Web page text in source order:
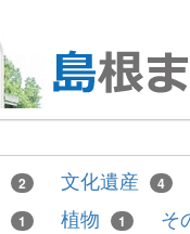
2 文化遺産 4
1 植物 1
そ